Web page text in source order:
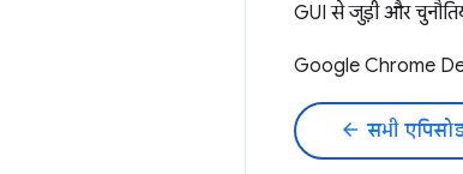
GUI से जुड़ी और
Google Chrome
arrow_back सभी